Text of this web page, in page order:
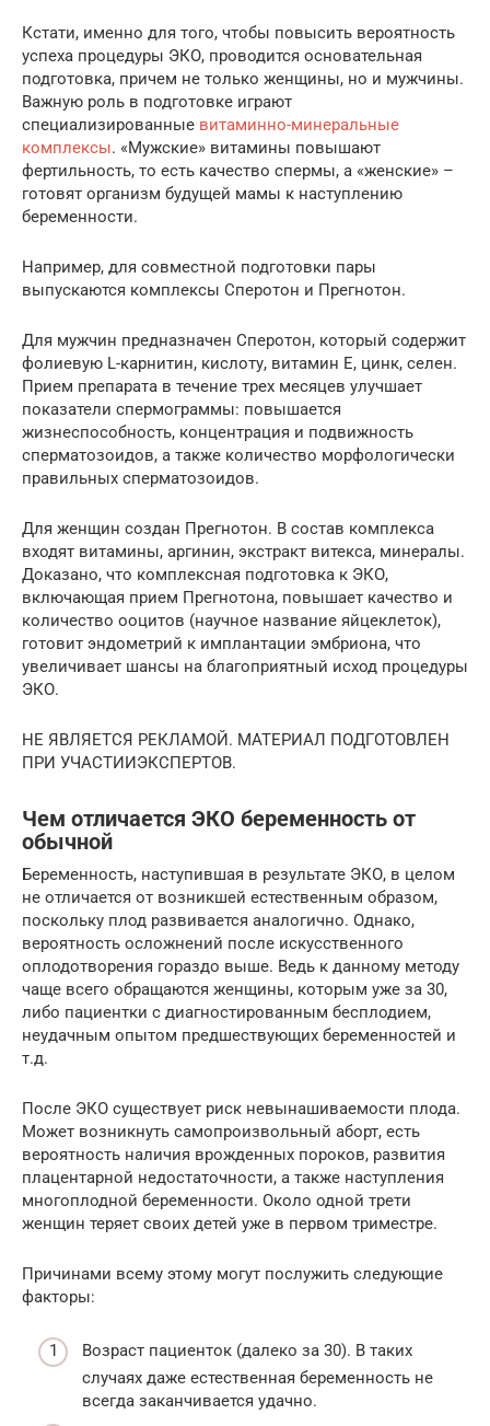
Кстати, именно для того, чтобы повысить вероятность
успеха процедуры ЭКО, проводится основательная
подготовка, причем не только женщины, но и мужчины.
Важную роль в подготовке играют
специализированные витаминно-минеральные
комплексы. «Мужские» витамины повышают
фертильность, то есть качество спермы, а «женские» –
готовят организм будущей мамы к наступлению
беременности.
Например, для совместной подготовки пары
выпускаются комплексы Сперотон и Прегнотон.
Для мужчин предназначен Сперотон, который содержит
фолиевую L-карнитин, кислоту, витамин Е, цинк, селен.
Прием препарата в течение трех месяцев улучшает
показатели спермограммы: повышается
жизнеспособность, концентрация и подвижность
сперматозоидов, а также количество морфологически
правильных сперматозоидов.
Для женщин создан Прегнотон. В состав комплекса
входят витамины, аргинин, экстракт витекса, минералы.
Доказано, что комплексная подготовка к ЭКО,
включающая прием Прегнотона, повышает качество и
количество ооцитов (научное название яйцеклеток),
готовит эндометрий к имплантации эмбриона, что
увеличивает шансы на благоприятный исход процедуры
ЭКО.
НЕ ЯВЛЯЕТСЯ РЕКЛАМОЙ. МАТЕРИАЛ ПОДГОТОВЛЕН
ПРИ УЧАСТИИЭКСПЕРТОВ.
Чем отличается ЭКО беременность от
обычной
Беременность, наступившая в результате ЭКО, в целом
не отличается от возникшей естественным образом,
поскольку плод развивается аналогично. Однако,
вероятность осложнений после искусственного
оплодотворения гораздо выше. Ведь к данному методу
чаще всего обращаются женщины, которым уже за 30,
либо пациентки с диагностированным бесплодием,
неудачным опытом предшествующих беременностей и
т.д.
После ЭКО существует риск невынашиваемости плода.
Может возникнуть самопроизвольный аборт, есть
вероятность наличия врожденных пороков, развития
плацентарной недостаточности, а также наступления
многоплодной беременности. Около одной трети
женщин теряет своих детей уже в первом триместре.
Причинами всему этому могут послужить следующие
факторы:
Возраст пациенток (далеко за 30). В таких
случаях даже естественная беременность не
всегда заканчивается удачно.